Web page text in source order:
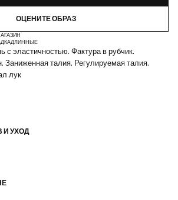
ОЦЕНИТЕ ОБРАЗ
ДЛИННЫЕ
с эластичностью. Фактура в рубчик.
талия. Регулируемая талия.
лук
чтобы создать летнюю коллекцию,
ECKHAUS LATTA x MANGO — это легкие
и свободу самовыражения как
И УХОД